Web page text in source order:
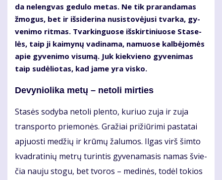
da ne­leng­vas ge­du­lo me­tas. Ne tik pra­ran­da­mas
žmo­gus, bet ir iš­si­de­ri­na nu­si­sto­vė­ju­si tvar­ka, gy­
ve­ni­mo rit­mas. Tvar­kin­guo­se iš­skir­ti­niuo­se Sta­se­
lės, taip ji kai­my­nų va­di­na­ma, na­muo­se kal­bė­jo­mės
apie gy­ve­ni­mo vi­su­mą. Juk kiek­vie­no gy­ve­ni­mas
taip su­dė­lio­tas, kad ja­me yra vis­ko.
De­vy­nio­li­ka me­tų – ne­to­li mir­ties
Sta­sės so­dy­ba ne­to­li plen­to, ku­riuo zu­ja ir zu­ja
trans­por­to prie­mo­nės. Gra­žiai pri­žiū­ri­mi pa­sta­tai
ap­juos­ti me­džių ir krū­mų ža­lu­mos. Il­gas virš šim­to
kvad­ra­ti­nių met­rų tu­rin­tis gy­ve­na­ma­sis na­mas švie­
čia nau­ju sto­gu, bet tvo­ros – me­di­nės, to­dėl to­kios